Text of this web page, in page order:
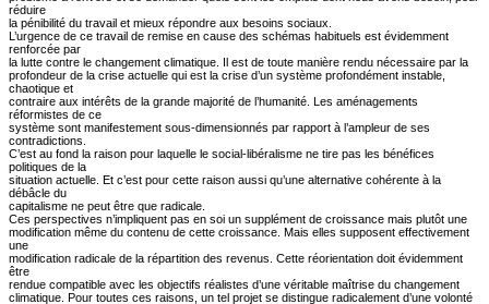
réduire
la pénibilité du travail et mieux répondre aux besoins sociaux.
L’urgence de ce travail de remise en cause des schémas habituels est évidemment
renforcée par
la lutte contre le changement climatique. Il est de toute manière rendu nécessaire par la
profondeur de la crise actuelle qui est la crise d’un système profondément instable,
chaotique et
contraire aux intérêts de la grande majorité de l’humanité. Les aménagements
réformistes de ce
système sont manifestement sous-dimensionnés par rapport à l’ampleur de ses
contradictions.
C’est au fond la raison pour laquelle le social-libéralisme ne tire pas les bénéfices
politiques de la
situation actuelle. Et c’est pour cette raison aussi qu’une alternative cohérente à la
débâcle du
capitalisme ne peut être que radicale.
Ces perspectives n’impliquent pas en soi un supplément de croissance mais plutôt une
modification même du contenu de cette croissance. Mais elles supposent effectivement
une
modification radicale de la répartition des revenus. Cette réorientation doit évidemment
être
rendue compatible avec les objectifs réalistes d’une véritable maîtrise du changement
climatique. Pour toutes ces raisons, un tel projet se distingue radicalement d’une volonté